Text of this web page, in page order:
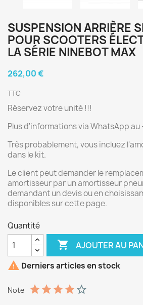
SUSPENSION ARRIÈRE
POUR SCOOTERS
LA SÉRIE NINEBOT MAX
262,00 €
TTC
Réservez votre unité !!!
Plus d'informations via WhatsApp au
Très probablement, vous incluez
dans le kit.
Le client peut demander le
amortisseur par un amortisseur
demandant un devis ou en
disponibles sur cette page.
Quantité
 AJOUTER AU
 Derniers articles en stock
Note